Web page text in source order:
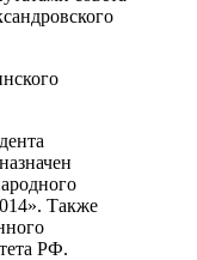
Также
РФ.